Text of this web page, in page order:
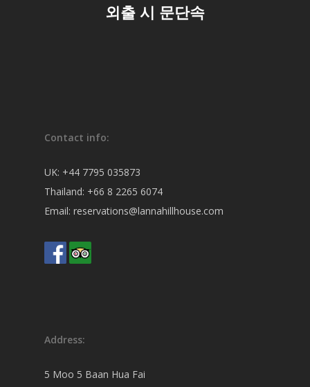
외출 시 문단속
Contact info:
UK: +44 7795 035873
Thailand: +66 8 2265 6074
Email: reservations@lannahillhouse.com
Address:
5 Moo 5 Baan Hua Fai